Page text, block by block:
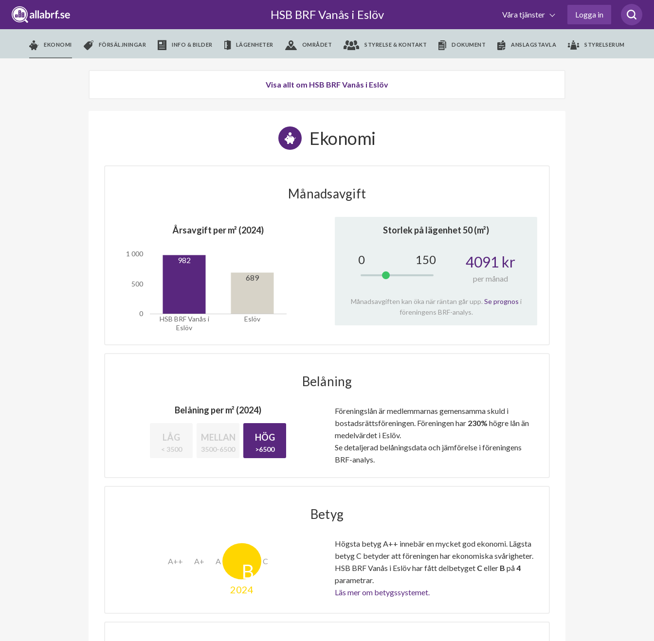
HSB BRF Vanås i Eslöv Våra tjänster Logga in
EKONOMI FÖRSÄLJNINGAR INFO & BILDER LÄGENHETER OMRÅDET STYRELSE & KONTAKT DOKUMENT ANSLAGSTAVLA STYRELSERUM
Visa allt om HSB BRF Vanås i Eslöv
Ekonomi
Månadsavgift
Årsavgift per m² (2024)
HSB BRF Vanås i
Eslöv
Eslöv
0
500
1 000
982
689
Storlek på lägenhet50(m²)
0 150 4091 kr
per månad
Månadsavgiften kan öka när räntan går upp. Se prognos i
föreningens BRF-analys.
Belåning
Belåning per m² (2024)
LÅG
< 3500
MELLAN
3500-6500
HÖG
>6500
Föreningslån är medlemmarnas gemensamma skuld i
bostadsrättsföreningen. Föreningen har 230% högre lån än
medelvärdet i Eslöv.
Se detaljerad belåningsdata och jämförelse i föreningens
BRF-analys.
Betyg
2024
Högsta betyg A++ innebär en mycket god ekonomi. Lägsta
betyg C betyder att föreningen har ekonomiska svårigheter.
HSB BRF Vanås i Eslöv har fått delbetyget Celler B på4
parametrar.
Läs mer om betygssystemet.